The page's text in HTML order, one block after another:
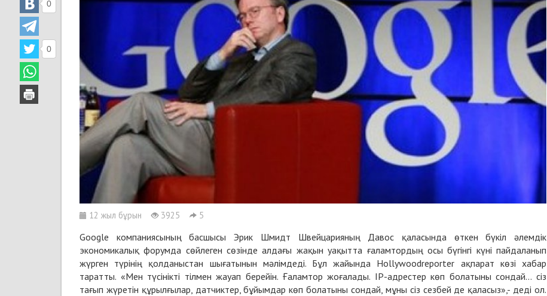
12 жыл бұрын 3925 5
0
0
Google компаниясының басшысы Эрик Шмидт Швейцарияның Давос қаласында өткен бүкіл әлемдік
экономикалық форумда сөйлеген сөзінде алдағы жақын уақытта ғаламтордың осы бүгінгі күні пайдаланып
жүрген түрінің қолданыстан шығатынын мәлімдеді. Бұл жайында Hollywoodreporter ақпарат көзі хабар
таратты. «Мен түсінікті тілмен жауап берейін. Ғаламтор жоғалады. IP-адрестер көп болатыны сондай... сіз
тағып жүретін құрылғылар, датчиктер, бұйымдар көп болатыны сондай, мұны сіз сезбей де қаласыз»,- деді ол.